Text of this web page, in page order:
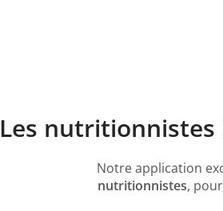
Les
Notre application
nutritionnistes,